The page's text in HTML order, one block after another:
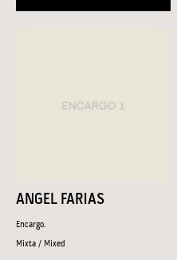
ANGEL FARIAS
Encargo.
Mixta / Mixed